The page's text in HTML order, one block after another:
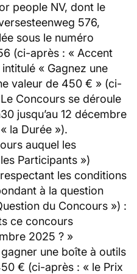
people NV, dont le
576,
sous le numéro
(ci-après : « Accent
« Gagnez une
valeur de 450 € » (ci-
Concours se déroule
jusqu’au 12 décembre
la Durée »).
auquel les
Participants »)
les conditions
à la question
du Concours ») :
ce concours
2025 ? »
une boîte à outils
€ (ci-après : « le Prix